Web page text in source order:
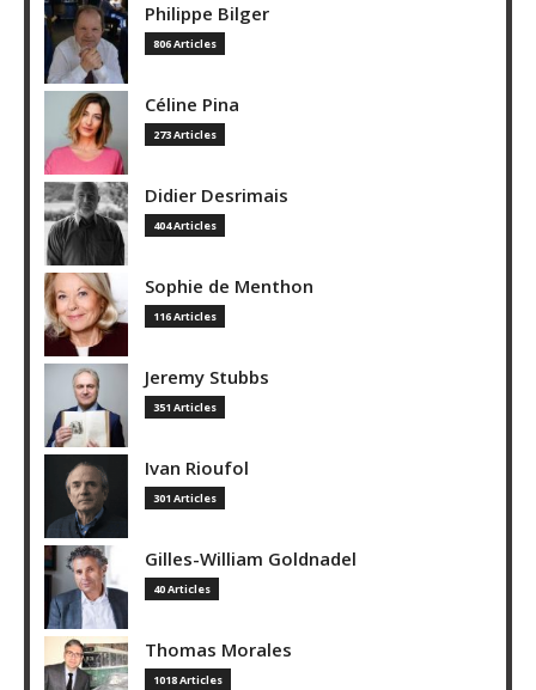
Philippe Bilger
806 Articles
Céline Pina
273 Articles
Didier Desrimais
404 Articles
Sophie de Menthon
116 Articles
Jeremy Stubbs
351 Articles
Ivan Rioufol
301 Articles
Gilles-William Goldnadel
40 Articles
Thomas Morales
1018 Articles